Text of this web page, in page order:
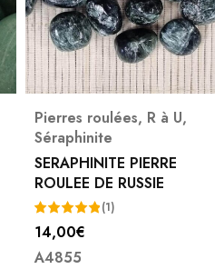
Pierres roulées, R à U,
Séraphinite
SERAPHINITE PIERRE
ROULEE DE RUSSIE
Note5.00
sur 5
(1)
14,00€
A4855